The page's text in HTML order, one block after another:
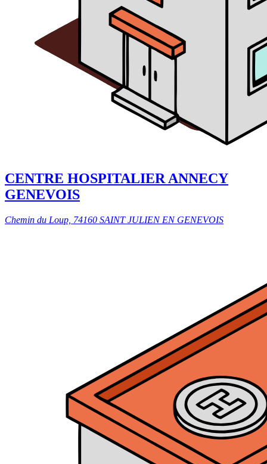
CENTRE HOSPITALIER ANNECY
GENEVOIS
Chemin du Loup, 74160 SAINT JULIEN EN GENEVOIS